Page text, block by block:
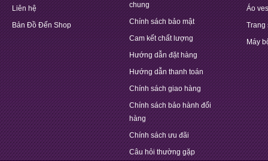
Liên hệ
Bản Đồ Đến Shop
chung
Chính sách bảo mật
Cam kết chất lượng
Hướng dẫn đặt hàng
Hướng dẫn thanh toán
Chính sách giao hàng
Chính sách bảo hành đổi
hàng
Chính sách ưu đãi
Câu hỏi thường gặp
Áo
Trang
Máy